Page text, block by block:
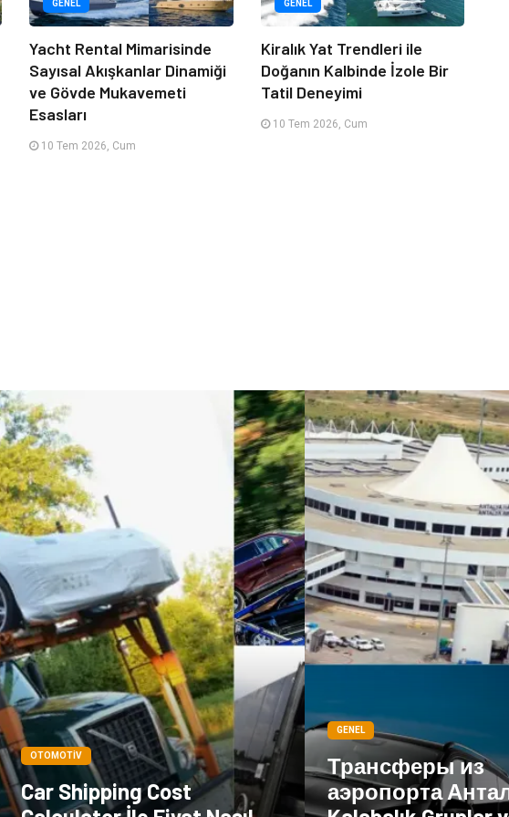
GENEL
Yacht Rental Mimarisinde
Sayısal Akışkanlar Dinamiği
ve Gövde Mukavemeti
Esasları
10 Tem 2026, Cum
GENEL
Kiralık Yat Trendleri ile
Doğanın Kalbinde İzole Bir
Tatil Deneyimi
10 Tem 2026, Cum
OTOMOTIV
Car Shipping Cost
GENEL
Трансферы из
аэропорта